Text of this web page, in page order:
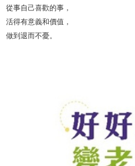
從事自己喜歡的事，
活得有意義和價值，
做到退而不憂。